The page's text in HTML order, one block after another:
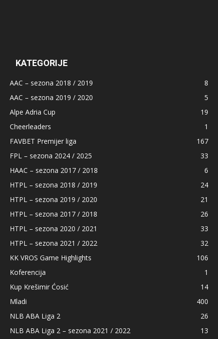
KATEGORIJE
AAC – sezona 2018 / 2019
8
AAC – sezona 2019 / 2020
5
Alpe Adria Cup
19
Cheerleaders
1
FAVBET Premijer liga
167
FPL – sezona 2024 / 2025
33
HAAC – sezona 2017 / 2018
6
HTPL – sezona 2018 / 2019
24
HTPL – sezona 2019 / 2020
21
HTPL – sezona 2017 / 2018
26
HTPL – sezona 2020 / 2021
33
HTPL – sezona 2021 / 2022
32
KK VROS Game Highlights
106
Koferencija
1
Kup Krešimir Ćosić
14
Mladi
400
NLB ABA Liga 2
26
NLB ABA Liga 2 – sezona 2021 / 2022
13